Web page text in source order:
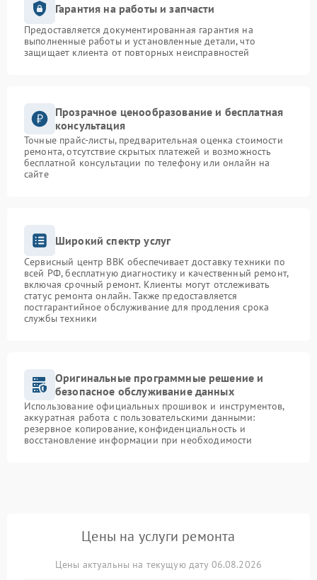
Гарантия на работы и запчасти
Предоставляется документированная гарантия на
выполненные работы и установленные детали, что
защищает клиента от повторных неисправностей
Прозрачное ценообразование и бесплатная
консультация
Точные прайс-листы, предварительная оценка стоимости
ремонта, отсутствие скрытых платежей и возможность
бесплатной консультации по телефону или онлайн на
сайте
Широкий спектр услуг
Сервисный центр BBK обеспечивает доставку техники по
всей РФ, бесплатную диагностику и качественный ремонт,
включая срочный ремонт. Клиенты могут отслеживать
статус ремонта онлайн. Также предоставляется
постгарантийное обслуживание для продления срока
службы техники
Оригинальные программные решение и
безопасное обслуживание данных
Использование официальных прошивок и инструментов,
аккуратная работа с пользовательскими данными:
резервное копирование, конфиденциальность и
восстановление информации при необходимости
Цены на услуги ремонта
Цены актуальны на текущую дату 06.08.2026